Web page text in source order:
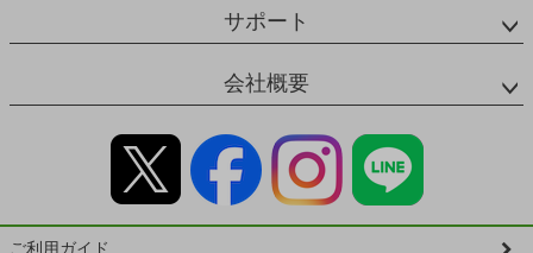
サポート
会社概要
ご利用ガイド